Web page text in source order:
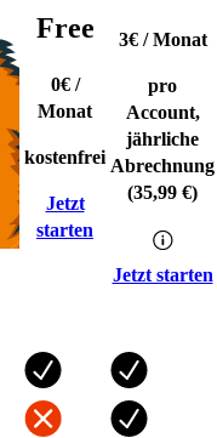
Free
0€ /
Monat
kostenfrei
Jetzt
starten
3€ / Monat
pro
Account,
jährliche
Abrechnung
(35,99 €)
Jetzt starten